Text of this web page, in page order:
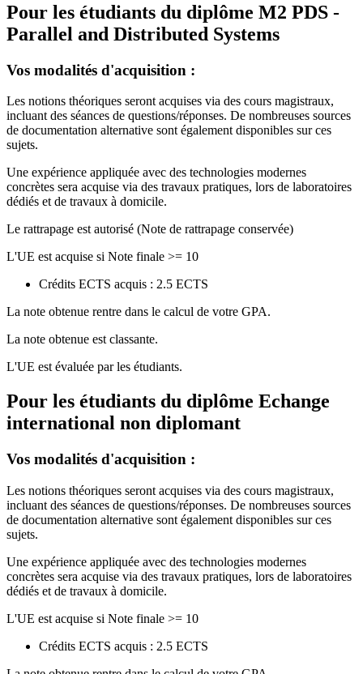
Pour les étudiants du diplôme M2 PDS -
Parallel and Distributed Systems
Vos modalités d'acquisition :
Les notions théoriques seront acquises via des cours magistraux,
incluant des séances de questions/réponses. De nombreuses sources
de documentation alternative sont également disponibles sur ces
sujets.
Une expérience appliquée avec des technologies modernes
concrètes sera acquise via des travaux pratiques, lors de laboratoires
dédiés et de travaux à domicile.
Le rattrapage est autorisé (Note de rattrapage conservée)
L'UE est acquise si Note finale >= 10
Crédits ECTS acquis : 2.5 ECTS
La note obtenue rentre dans le calcul de votre GPA.
La note obtenue est classante.
L'UE est évaluée par les étudiants.
Pour les étudiants du diplôme Echange
international non diplomant
Vos modalités d'acquisition :
Les notions théoriques seront acquises via des cours magistraux,
incluant des séances de questions/réponses. De nombreuses sources
de documentation alternative sont également disponibles sur ces
sujets.
Une expérience appliquée avec des technologies modernes
concrètes sera acquise via des travaux pratiques, lors de laboratoires
dédiés et de travaux à domicile.
L'UE est acquise si Note finale >= 10
Crédits ECTS acquis : 2.5 ECTS